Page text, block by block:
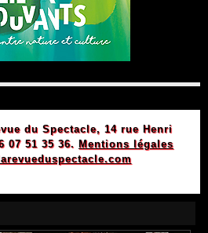
du Spectacle, 14 rue Henri
07 51 35 36. Mentions légales